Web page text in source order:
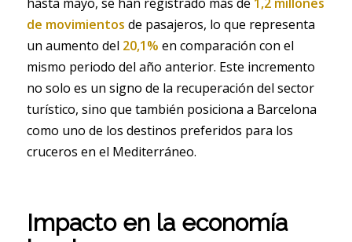
de movimientos de pasajeros, lo que representa
un aumento del 20,1% en comparación con el
mismo periodo del año anterior. Este incremento
no solo es un signo de la recuperación del sector
turístico, sino que también posiciona a Barcelona
como uno de los destinos preferidos para los
cruceros en el Mediterráneo.
Impacto en la economía